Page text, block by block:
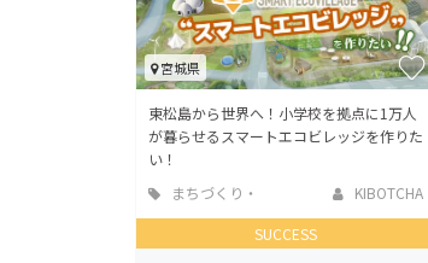
宮城県
東松島から世界へ！小学校を拠点に1万人
が暮らせるスマートエコビレッジを作りた
い！
まちづくり・
地域活性化
KIBOTCHA
SUCCESS